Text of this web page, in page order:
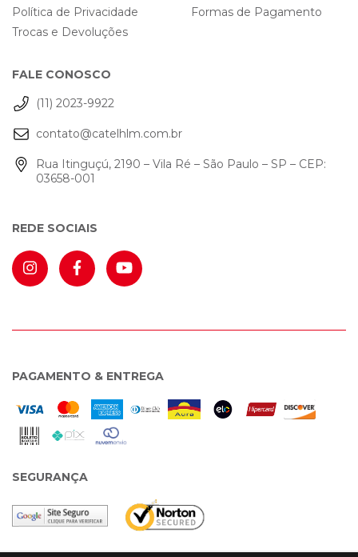
Política de Privacidade
Trocas e Devoluções
Formas de Pagamento
FALE CONOSCO
(11) 2023-9922
contato@catelhlm.com.br
Rua Itinguçú, 2190 – Vila Ré – São Paulo – SP – CEP:
03658-001
REDE SOCIAIS
PAGAMENTO & ENTREGA
SEGURANÇA